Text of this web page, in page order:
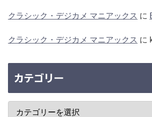
クラシック・デジカメ マニアックス に
クラシック・デジカメ マニアックス に
カテゴリー